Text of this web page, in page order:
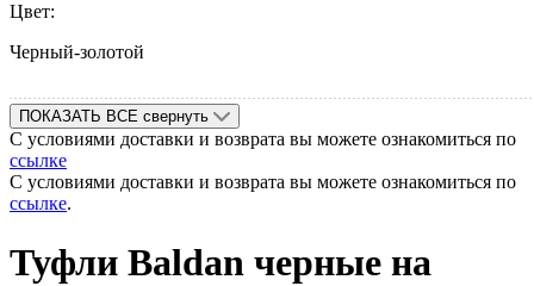
Цвет:
Черный-золотой
ПОКАЗАТЬ ВСЕ свернуть
С условиями доставки и возврата вы можете ознакомиться по
ссылке
С условиями доставки и возврата вы можете ознакомиться по
ссылке.
Туфли Baldan черные на